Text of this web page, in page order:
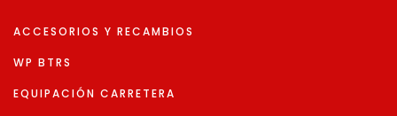
ACCESORIOS Y RECAMBIOS
WP BTRS
EQUIPACIÓN CARRETERA